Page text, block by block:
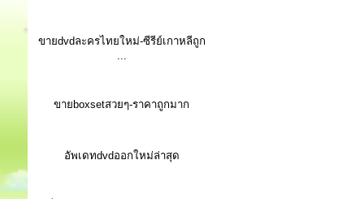
ขายdvdละครไทยใหม่-ซีรีย์เกาหลีถูก
...
ขายboxsetสวยๆ-ราคาถูกมาก
อัพเดทdvdออกใหม่ล่าสุด